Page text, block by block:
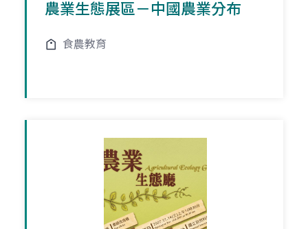
農業生態展區－中國農業分布
食農教育